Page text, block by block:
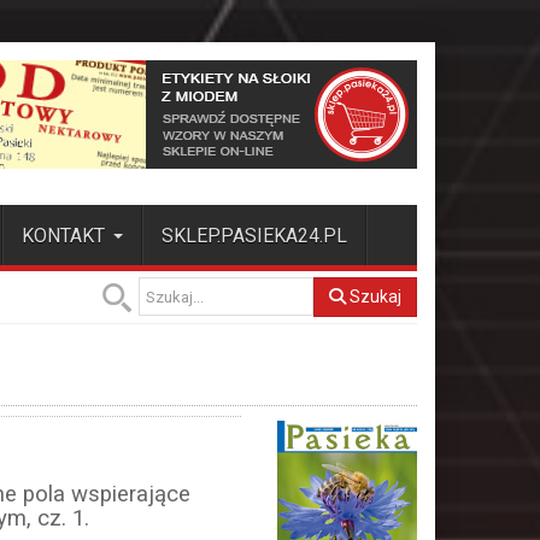
KONTAKT SKLEP.PASIEKA24.PL
Szukaj
pola wspierające
cz. 1.